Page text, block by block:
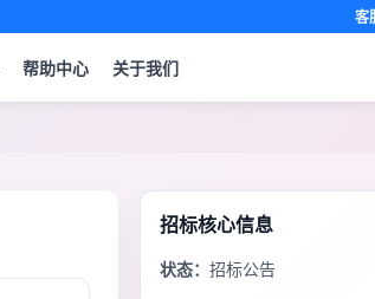
客
帮助中心 关于我们
招标核心信息
状态： 招标公告